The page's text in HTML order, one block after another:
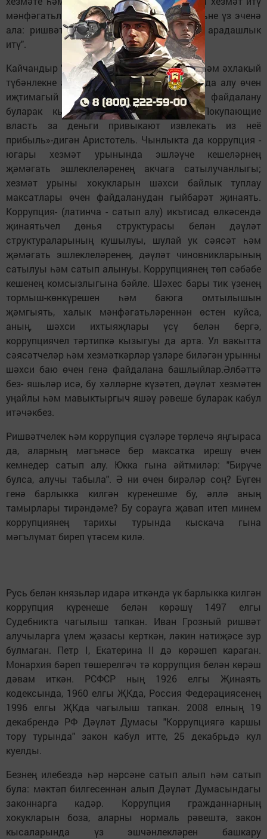
мәнфәгатьләренә каршы өч төрле җинаятьне үз эченә
ала: ришвәт алу, ришвәт бирү, ришвәттә арадашлык
итү".
Кайчандыр "коррупция" сүзе бозыклыкны һәм әхлакый
түбәнлекне аңлаткан. Хәзер ул шәхси файда алу өчен
иҗтимагый хакимияттән явыз нияттә файдалану
буларак кыскача гына тасвирлана. "Покупающие
власть за деньги привыкают извлекать из неё
прибыль»-дигән Аристотель. Чынлыкта да коррупция -
югары хезмәт урынында эшләүче кешеләрнең
җәмәгать эшлеклеләренең акчага сатылучанлыгы;
хезмәт урыны хокукларын шәхси байлык туплау
максатлары өчен файдаланудан гыйбарәт җинаять.
Коррупция- (латинча - сатып алу) икътисад өлкәсендә
җинаятьчел дөнья структурасы белән дәүләт
структураларының кушылуы, шулай ук сәясәт һәм
җәмәгать эшлеклеләренең, дәүләт чиновникларының
сатылуы һәм сатып алынуы. Коррупциянең төп сәбәбе
кешенең комсызлыгына бәйле. Шәхес бары тик үзенең
тормыш-көнкүрешен һәм баюга омтылышын
җәмгыять, халык мәнфәгатьләреннән өстен куйса,
аның, шәхси ихтыяҗлары үсү белән бергә,
коррупциячел тәртипкә кызыгуы да арта. Ул вакытта
сәясәтчеләр һәм хезмәткәрләр үзләре биләгән урынны
шәхси баю өчен генә файдалана башлыйлар.Әлбәттә
без- яшьләр исә, бу хәлләрне күзәтеп, дәүләт хезмәтен
уңайлы һәм мавыктыргыч яшәү рәвеше буларак кабул
итәчәкбез.
Ришвәтчелек һәм коррупция сүзләре төрлечә яңгыраса
да, аларның мәгънәсе бер максатка ирешү өчен
кемнедер сатып алу. Юкка гына әйтмиләр: "Бирүче
булса, алучы табыла". Ә ни өчен бирәләр соң? Бүген
генә барлыкка килгән күренешме бу, әллә аның
тамырлары тирәндәме? Бу сорауга җавап итеп минем
коррупциянең тарихы турында кыскача гына
мәгълүмат биреп үтәсем килә.
Русь белән князьләр идарә иткәндә үк барлыкка килгән
коррупция күренеше белән көрәшү 1497 елгы
Судебникта чагылыш тапкан. Иван Грозный ришвәт
алучыларга үлем җәзасы керткән, ләкин нәтиҗәсе зур
булмаган. Петр I, Екатерина II дә көрәшеп караган.
Монархия бәреп төшерелгәч тә коррупция белән көрәш
дәвам иткән. РСФСР ның 1926 елгы Җинаять
кодексында, 1960 елгы ҖКда, Россия Федерациясенең
1996 елгы ҖКда чагылыш тапкан. 2008 елның 19
декабрендә РФ Дәүләт Думасы "Коррупциягә каршы
тору турында" закон кабул итте, 25 декабрьдә кул
куелды.
Безнең илебездә һәр нәрсәне сатып алып һәм сатып
була: мәктәп билгесеннән алып Дәүләт Думасындагы
законнарга кадәр. Коррупция гражданнарның
хокукларын боза, аларны нормаль рәвештә, закон
кысаларында үз эшчәнлекләрен башкару